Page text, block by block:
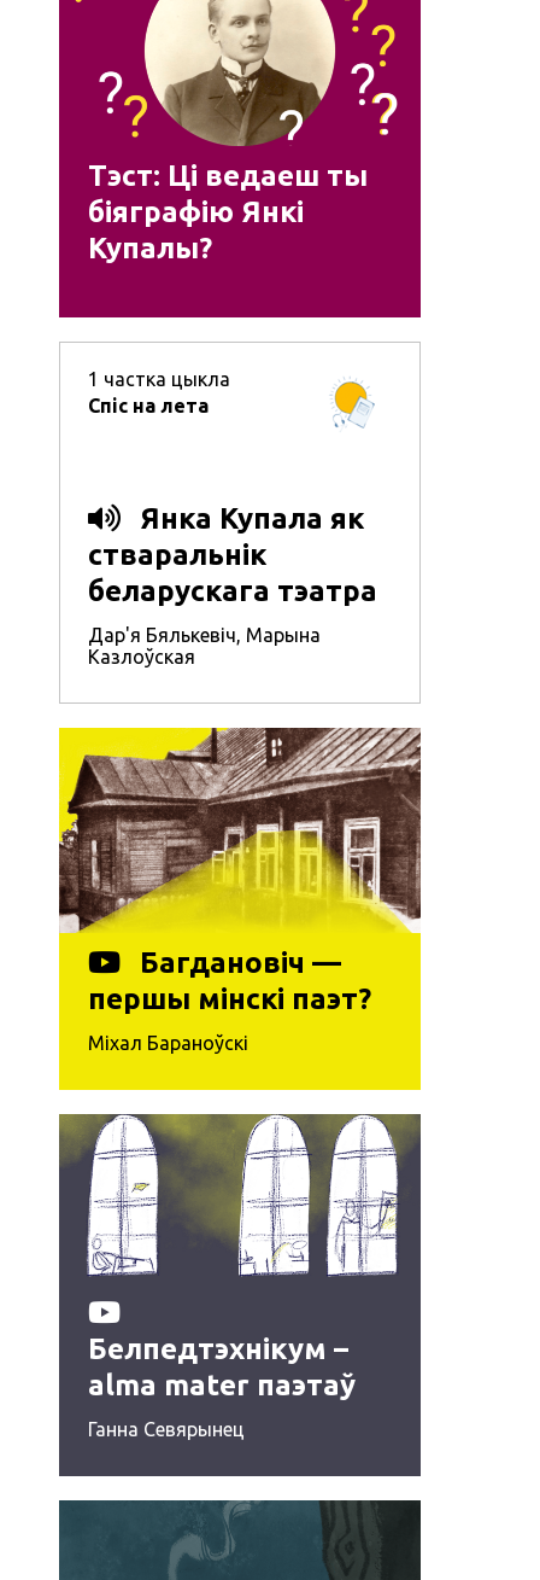
Тэст: Ці ведаеш ты
біяграфію Янкі
Купалы?
1 частка цыкла
Спіс на лета
Янка Купала як
стваральнік
беларускага тэатра
Дар'я Бялькевіч, Марына
Казлоўская
Багдановіч —
першы мінскі паэт?
Міхал Бараноўскі
Белпедтэхнікум –
alma mater паэтаў
1920‑ых
Ганна Севярынец